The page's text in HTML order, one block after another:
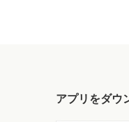
アプリをダウ